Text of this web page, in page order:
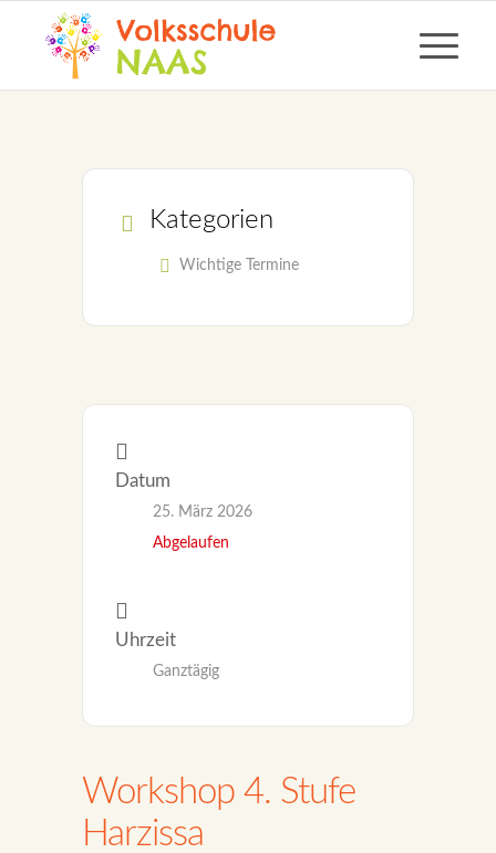
Kategorien
Wichtige Termine
Datum
25. März 2026
Abgelaufen
Uhrzeit
Ganztägig
Workshop 4. Stufe
Harzissa